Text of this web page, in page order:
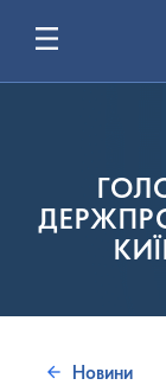
Новини